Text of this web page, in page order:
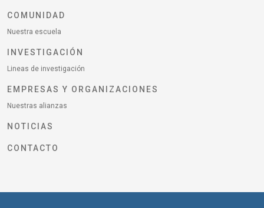
COMUNIDAD
Nuestra escuela
INVESTIGACIÓN
Lineas de investigación
EMPRESAS Y ORGANIZACIONES
Nuestras alianzas
NOTICIAS
CONTACTO